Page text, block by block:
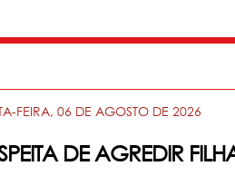
FEIRA, 06 DE AGOSTO DE 2026
DE AGREDIR